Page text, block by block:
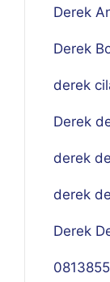
Derek
Derek
derek
Derek
derek
derek
Derek